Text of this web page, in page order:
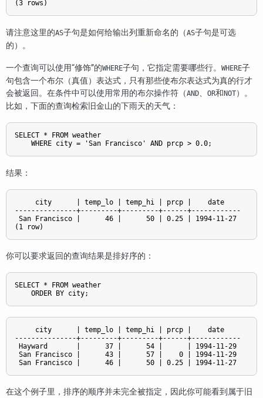
请注意这里的AS子句是如何给输出列重新命名的（AS子句是可选
的）。
一个查询可以使用“修饰”的WHERE子句，它指定需要哪些行。 WHERE子
句包含一个布尔（真值）表达式，只有那些使布尔表达式为真的行才
会被返回。在条件中可以使用常用的布尔操作符（AND、 OR和 NOT）。
比如，下面的查询检索旧金山的下雨天的天气：
SELECT * FROM weather
结果：
     city      | temp_lo | temp_hi | prcp |    date
---------------+---------+---------+------+------------
San Francisco |      46 |      50 | 0.25 | 1994-11-27
你可以要求返回的查询结果是排好序的：
SELECT * FROM weather
     city      | temp_lo | temp_hi | prcp |    date
---------------+---------+---------+------+------------
Hayward       |      37 |      54 |      | 1994-11-29
San Francisco |      43 |      57 |    0 | 1994-11-29
在这个例子里，排序的顺序并未完全被指定，因此你可能看到属于旧